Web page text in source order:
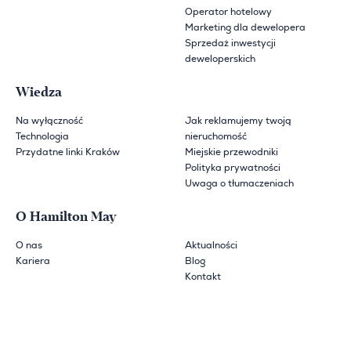
Operator hotelowy
Marketing dla dewelopera
Sprzedaż inwestycji
deweloperskich
Wiedza
Na wyłączność
Technologia
Przydatne linki Kraków
Jak reklamujemy twoją
nieruchomość
Miejskie przewodniki
Polityka prywatności
Uwaga o tłumaczeniach
O Hamilton May
O nas
Kariera
Aktualności
Blog
Kontakt